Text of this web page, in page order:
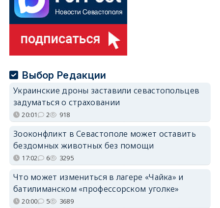
Выбор Редакции
Украинские дроны заставили севастопольцев
задуматься о страховании
20:01 2 918
Зооконфликт в Севастополе может оставить
бездомных животных без помощи
17:02 6 3295
Что может измениться в лагере «Чайка» и
батилиманском «профессорском уголке»
20:00 5 3689